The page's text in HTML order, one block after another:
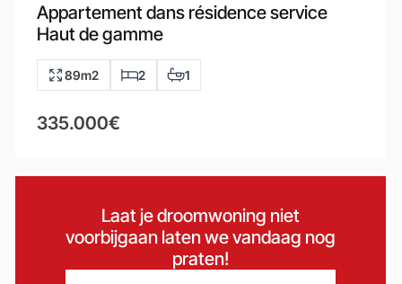
Appartement dans résidence service
Haut de gamme
89m2 2 1
335.000€
Laat je droomwoning niet
voorbijgaan laten we vandaag nog
praten!